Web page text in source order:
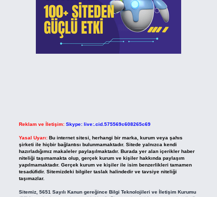
Reklam ve İletişim: Skype: live:.cid.575569c608265c69
Yasal Uyarı: Bu internet sitesi, herhangi bir marka, kurum veya şahıs
şirketi ile hiçbir bağlantısı bulunmamaktadır. Sitede yalnızca kendi
hazırladığımız makaleler paylaşılmaktadır. Burada yer alan içerikler haber
niteliği taşımamakta olup, gerçek kurum ve kişiler hakkında paylaşım
yapılmamaktadır. Gerçek kurum ve kişiler ile isim benzerlikleri tamamen
tesadüfidir. Sitemizdeki bilgiler taslak halindedir ve tavsiye niteliği
taşımazlar.
Sitemiz, 5651 Sayılı Kanun gereğince Bilgi Teknolojileri ve İletişim Kurumu